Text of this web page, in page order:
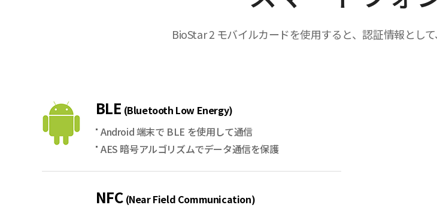
BioStar 2 モバイルカードを使用すると、認証情報とし
BLE (Bluetooth Low Energy)
Android 端末で BLE を使用して通信
AES 暗号アルゴリズムでデータ通信を保護
NFC (Near Field Communication)